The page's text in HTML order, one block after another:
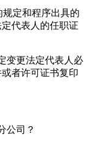
定和程序出具的
代表人的任职证
变更法定代表人必
者许可证书复印
公司？